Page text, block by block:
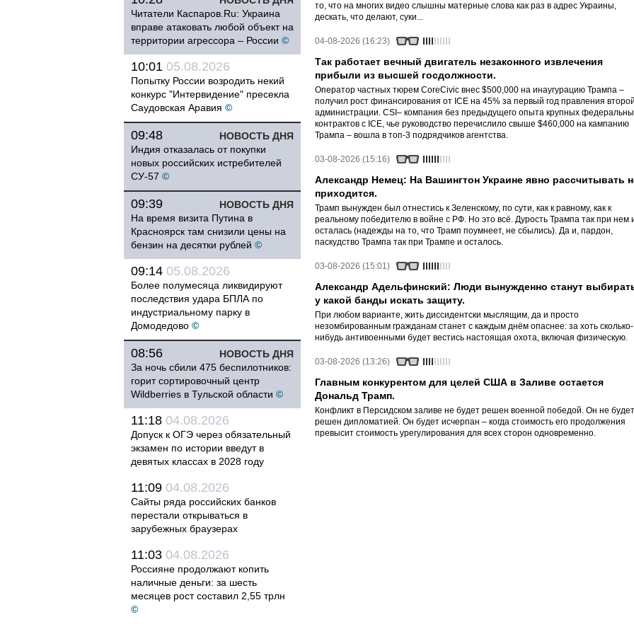
Читатели Каспаров.Ru: Украина
вправе атаковать любой объект на
территории агрессора – России ©
10:01 05.08.2026
Попытку России возродить некий
конкурс "Интервидение" пресекла
Саудовская Аравия ©
НОВОСТЬ ДНЯ
09:48
Индия отказалась от покупки
новых российских истребителей
СУ-57 ©
НОВОСТЬ ДНЯ
09:39
На время визита Путина в
Красноярск там снизили цены на
бензин на десятки рублей ©
09:14 05.08.2026
Более полумесяца ликвидируют
последствия удара БПЛА по
индустриальному парку в
Домодедово ©
НОВОСТЬ ДНЯ
08:56
За ночь сбили 475 беспилотников:
горит сортировочный центр
Wildberries в Тульской области ©
11:18 04.08.2026
Допуск к ОГЭ через обязательный
экзамен по истории введут в
девятых классах в 2028 году
11:09 04.08.2026
Сайты ряда российских банков
перестали открываться в
зарубежных браузерах
11:03 04.08.2026
Россияне продолжают копить
наличные деньги: за шесть
месяцев рост составил 2,55 трлн
©
то, что на многих видео слышны матерные слова как раз в адрес Украины,
дескать, что делают, суки...
04-08-2026 (16:23)
Так работает вечный двигатель незаконного извлечения
прибыли из высшей госдолжности.
Оператор частных тюрем CoreCivic внес $500,000 на инаугурацию Трампа –
получил рост финансирования от ICE на 45% за первый год правления второй
администрации. CSI– компания без предыдущего опыта крупных
контрактов с ICE, чье руководство перечислило свыше $460,000 на кампанию
Трампа – вошла в топ-3 подрядчиков агентства.
03-08-2026 (15:16)
Александр Немец: На Вашингтон Украине явно рассчитывать
приходится.
Трамп вынужден был отнестись к Зеленскому, по сути, как к равному, как к
реальному победителю в войне с РФ. Но это всё. Дурость Трампа так при нем
осталась (надежды на то, что Трамп поумнеет, не сбылись). Да и, пардон,
паскудство Трампа так при Трампе и осталось.
03-08-2026 (15:01)
Александр Адельфинский: Люди вынужденно станут
у какой банды искать защиту.
При любом варианте, жить диссидентски мыслящим, да и просто
незомбированным гражданам станет с каждым днём опаснее: за хоть сколько-
нибудь антивоенными будет вестись настоящая охота, включая физическую.
03-08-2026 (13:26)
Главным конкурентом для целей США в Заливе остается
Дональд Трамп.
Конфликт в Персидском заливе не будет решен военной победой. Он не будет
решен дипломатией. Он будет исчерпан – когда стоимость его продолжения
превысит стоимость урегулирования для всех сторон одновременно.